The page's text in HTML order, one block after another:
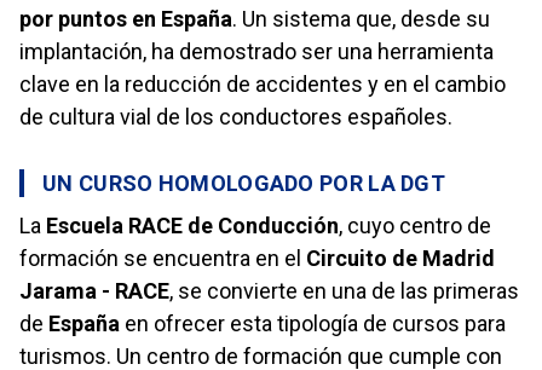
por puntos en España. Un sistema que, desde su
implantación, ha demostrado ser una herramienta
clave en la reducción de accidentes y en el cambio
de cultura vial de los conductores españoles.
UN CURSO HOMOLOGADO POR LA DGT
La Escuela RACE de Conducción, cuyo centro de
formación se encuentra en el Circuito de Madrid
Jarama - RACE, se convierte en una de las primeras
de España en ofrecer esta tipología de cursos para
turismos. Un centro de formación que cumple con